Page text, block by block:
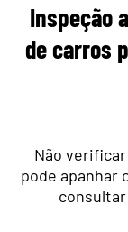
Inspeção
de carros
Não
pode apanhar